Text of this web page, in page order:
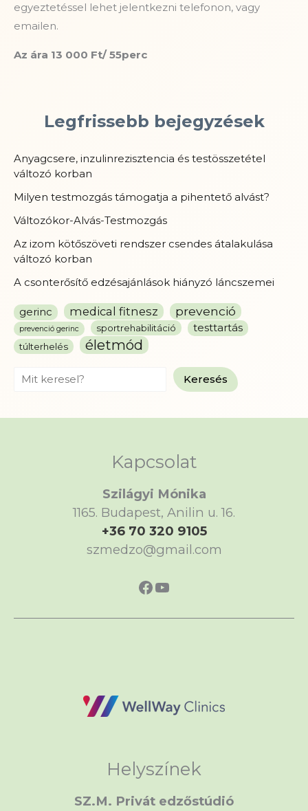
egyeztetéssel lehet jelentkezni telefonon, vagy
emailen.
Az ára 13 000 Ft/ 55perc
Legfrissebb bejegyzések
Anyagcsere, inzulinrezisztencia és testösszetétel
változó korban
Milyen testmozgás támogatja a pihentető alvást?
Változókor-Alvás-Testmozgás
Az izom kötőszöveti rendszer csendes átalakulása
változó korban
A csonterősítő edzésajánlások hiányzó láncszemei
gerinc medical fitnesz prevenció
prevenció gerinc sportrehabilitáció testtartás
túlterhelés életmód
Search Keresés
Kapcsolat
Szilágyi Mónika
1165. Budapest, Anilin u. 16.
+36 70 320 9105
szmedzo@gmail.com
https://
https://
Helyszínek
SZ.M. Privát edzőstúdió